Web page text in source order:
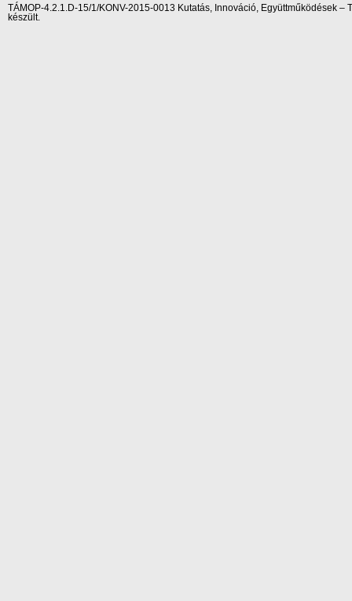
TÁMOP-4.2.1.D-15/1/KONV-2015-0013 Kutatás, Innováció, Együttműködések
készült.